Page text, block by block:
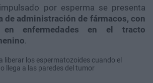
por esperma se presenta
de administración de fármacos, con
enfermedades en el tracto
.